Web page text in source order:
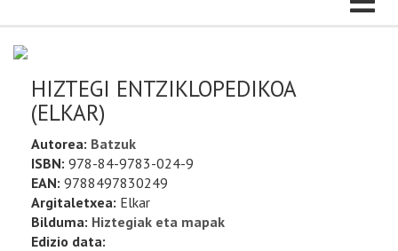
HIZTEGI ENTZIKLOPEDIKOA
(ELKAR)
Autorea: Batzuk
ISBN: 978-84-9783-024-9
EAN: 9788497830249
Argitaletxea: Elkar
Bilduma: Hiztegiak eta mapak
Edizio data: